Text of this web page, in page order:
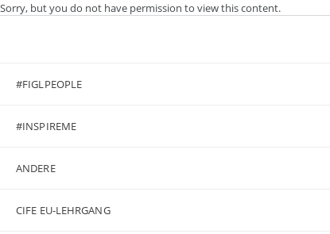
Sorry, but you do not have permission to view this content.
#FIGLPEOPLE
#INSPIREME
ANDERE
CIFE EU-LEHRGANG